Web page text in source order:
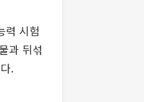
력 시험
과 뒤섞
.